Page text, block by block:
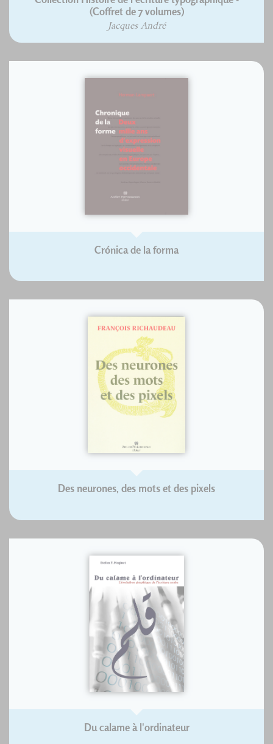
(Coffret de 7 volumes)
Jacques André
Crónica de la forma
Des neurones, des mots et des pixels
Du calame à l'ordinateur